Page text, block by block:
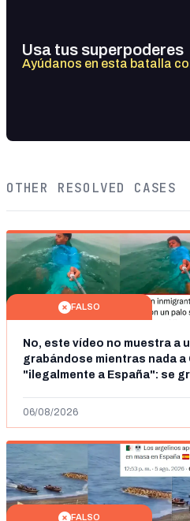
Usa tus superpoderes
Ayúdanos en esta batalla
OTHER RESOLVED CASES
FALSO
No, este vídeo no muestra a
grabándose mientras nada
"ilegalmente a España": se
06/08/2026
FALSO